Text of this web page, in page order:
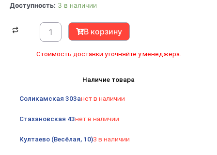
Доступность: 3 в наличии
Количество
ОКТАВА
з
ИЭК
В корзину
Стоимость доставки уточняйте у менеджера.
Наличие товара
Соликамская 303анет в наличии
Стахановская 43нет в наличии
Култаево (Весёлая, 10)3 в наличии